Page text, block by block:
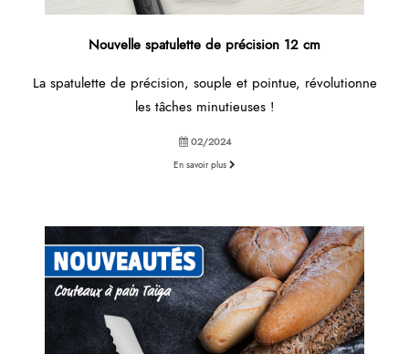
Nouvelle spatulette de précision 12 cm
La spatulette de précision, souple et pointue, révolutionne
les tâches minutieuses !
02/2024
En savoir plus